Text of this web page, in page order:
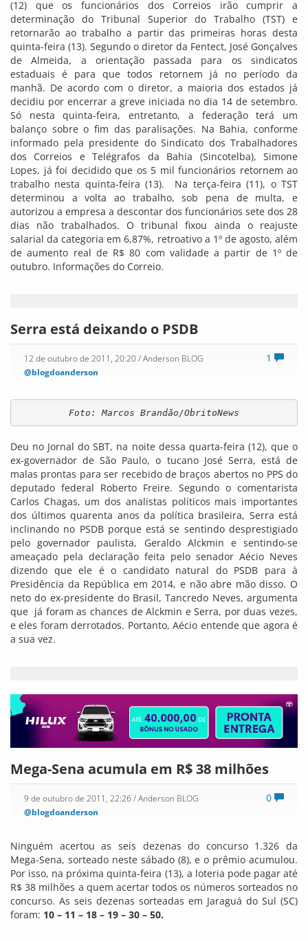
(12) que os funcionários dos Correios irão cumprir a
determinação do Tribunal Superior do Trabalho (TST) e
retornarão ao trabalho a partir das primeiras horas desta
quinta-feira (13). Segundo o diretor da Fentect, José Gonçalves
de Almeida, a orientação passada para os sindicatos
estaduais é para que todos retornem já no período da
manhã. De acordo com o diretor, a maioria dos estados já
decidiu por encerrar a greve iniciada no dia 14 de setembro.
Só nesta quinta-feira, entretanto, a federação terá um
balanço sobre o fim das paralisações. Na Bahia, conforme
informado pela presidente do Sindicato dos Trabalhadores
dos Correios e Telégrafos da Bahia (Sincotelba), Simone
Lopes, já foi decidido que os 5 mil funcionários retornem ao
trabalho nesta quinta-feira (13). Na terça-feira (11), o TST
determinou a volta ao trabalho, sob pena de multa, e
autorizou a empresa a descontar dos funcionários sete dos 28
dias não trabalhados. O tribunal fixou ainda o reajuste
salarial da categoria em 6,87%, retroativo a 1º de agosto, além
de aumento real de R$ 80 com validade a partir de 1º de
outubro. Informações do Correio.
Serra está deixando o PSDB
1
12 de outubro de 2011, 20:20/ Anderson BLOG
@blogdoanderson
Foto: Marcos Brandão/ObritoNews
Deu no Jornal do SBT, na noite dessa quarta-feira (12), que o
ex-governador de São Paulo, o tucano José Serra, está de
malas prontas para ser recebido de braços abertos no PPS do
deputado federal Roberto Freire. Segundo o comentarista
Carlos Chagas, um dos analistas políticos mais importantes
dos últimos quarenta anos da política brasileira, Serra está
inclinando no PSDB porque está se sentindo desprestigiado
pelo governador paulista, Geraldo Alckmin e sentindo-se
ameaçado pela declaração feita pelo senador Aécio Neves
dizendo que ele é o candidato natural do PSDB para à
Presidência da República em 2014, e não abre mão disso. O
neto do ex-presidente do Brasil, Tancredo Neves, argumenta
que já foram as chances de Alckmin e Serra, por duas vezes,
e eles foram derrotados. Portanto, Aécio entende que agora é
a sua vez.
Mega-Sena acumula em R$ 38 milhões
0
9 de outubro de 2011, 22:26/ Anderson BLOG
@blogdoanderson
Ninguém acertou as seis dezenas do concurso 1.326 da
Mega-Sena, sorteado neste sábado (8), e o prêmio acumulou.
Por isso, na próxima quinta-feira (13), a loteria pode pagar até
R$ 38 milhões a quem acertar todos os números sorteados no
concurso. As seis dezenas sorteadas em Jaraguá do Sul (SC)
foram: 10 – 11 – 18 – 19 – 30 – 50.